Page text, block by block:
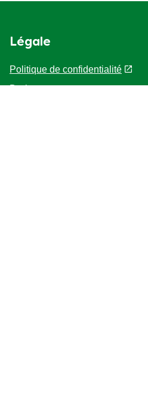
Légale
Politique de confidentialité
Droit